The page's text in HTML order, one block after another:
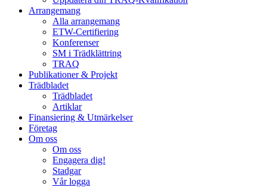
Arrangemang
Alla arrangemang
ETW-Certifiering
Konferenser
SM i Trädklättring
TRAQ
Publikationer & Projekt
Trädbladet
Trädbladet
Artiklar
Finansiering & Utmärkelser
Företag
Om oss
Om oss
Engagera dig!
Stadgar
Vår logga